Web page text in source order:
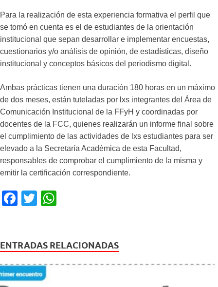
Para la realización de esta experiencia formativa el perfil que
se tomó en cuenta es el de estudiantes de la orientación
institucional que sepan desarrollar e implementar encuestas,
cuestionarios y/o análisis de opinión, de estadísticas, diseño
institucional y conceptos básicos del periodismo digital.
Ambas prácticas tienen una duración 180 horas en un máximo
de dos meses, están tuteladas por lxs integrantes del Área de
Comunicación Institucional de la FFyH y coordinadas por
docentes de la FCC, quienes realizarán un informe final sobre
el cumplimiento de las actividades de lxs estudiantes para ser
elevado a la Secretaría Académica de esta Facultad,
responsables de comprobar el cumplimiento de la misma y
emitir la certificación correspondiente.
F
e
b
o
T
er s
A
ENTRADAS RELACIONADAS